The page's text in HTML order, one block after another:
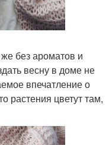
без ароматов и
весну в доме не
впечатление о
растения цветут там,